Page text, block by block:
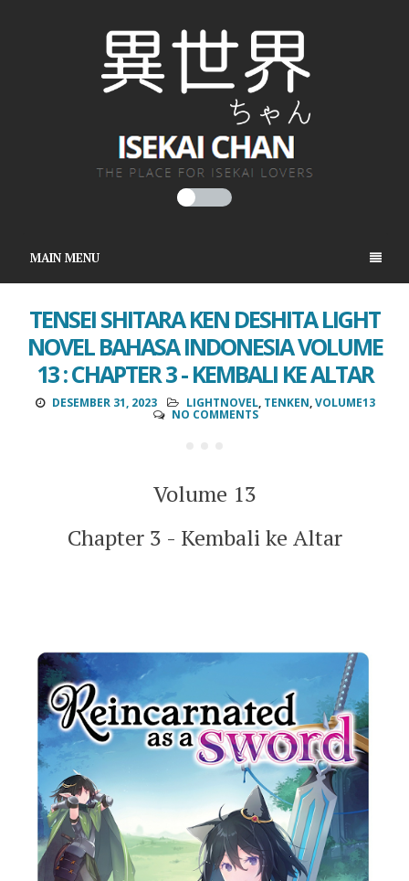
MAIN MENU
TENSEI SHITARA KEN DESHITA LIGHT
NOVEL BAHASA INDONESIA VOLUME
13 : CHAPTER 3 - KEMBALI KE ALTAR
DESEMBER 31, 2023 LIGHTNOVEL, TENKEN,VOLUME13
NO COMMENTS
Volume 13
Chapter 3 - Kembali ke Altar